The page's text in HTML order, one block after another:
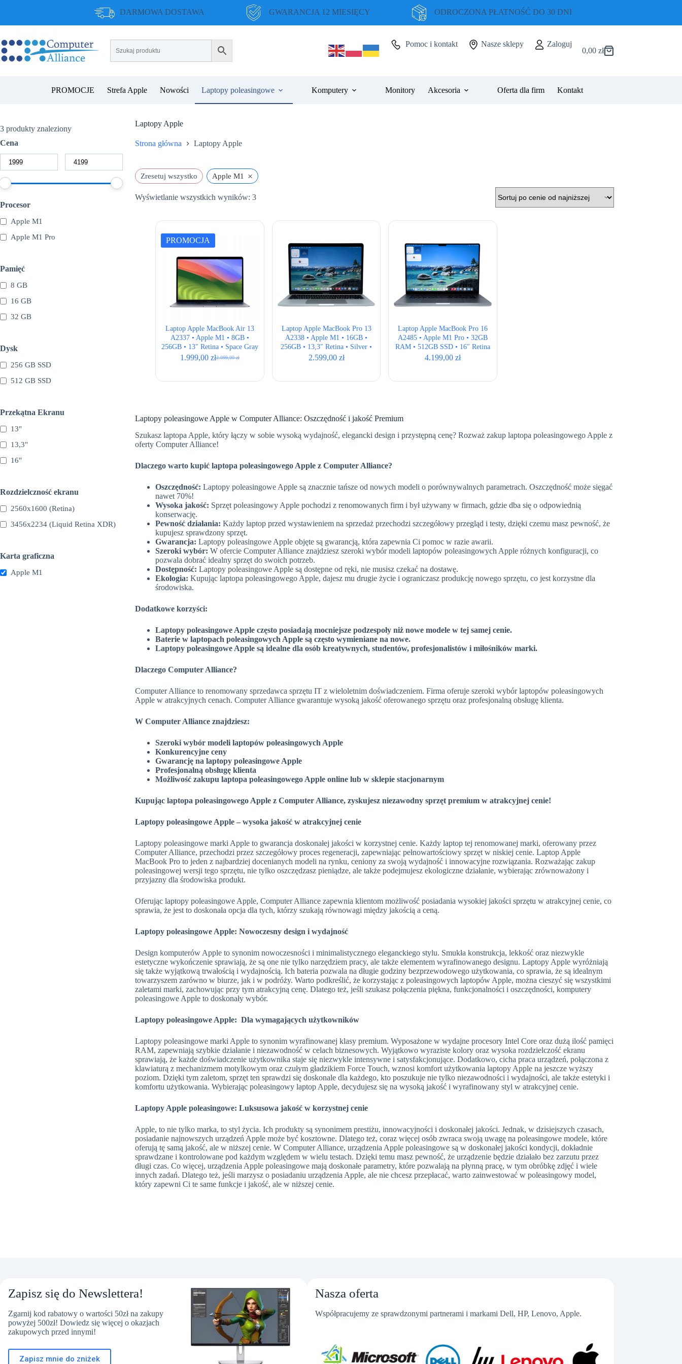
DARMOWA DOSTAWA GWARANCJA 12 MIESIĘCY ODROCZONA PŁATNOŚĆ DO 30 DNI
Pomoc i kontakt Nasze sklepy
Zaloguj
Koszyk
0,00 zł
PROMOCJE Strefa Apple Nowości Laptopy poleasingowe Komputery Monitory Akcesoria Oferta dla firm Kontakt
Laptopy Apple
Strona główna Laptopy Apple
Zresetuj wszystko Apple M1 ×
Wyświetlanie wszystkich wyników: 3Posortowane
od
PROMOCJA
Laptop Apple MacBook Air 13
A2337 • Apple M1 • 8GB •
256GB • 13″ Retina • Space Gray
• ISO2.099,00zł
Pierwotna
wynosiła:
1.999,00 zł
Aktualna
wynosi:
Laptop Apple MacBook Pro 13
A2338 • Apple M1 • 16GB •
256GB • 13,3″ Retina • Silver •
ANSI
2.599,00 zł
Laptop Apple MacBook Pro 16
A2485 • Apple M1 Pro • 32GB
RAM • 512GB SSD • 16″ Retina
• ISO
4.199,00zł
Laptopy poleasingowe Apple w Computer Alliance: Oszczędność i jakość Premium
Szukasz laptopa Apple, który łączy w sobie wysoką wydajność, elegancki design i przystępną cenę? Rozważ zakup laptopa poleasingowego Apple z
oferty Computer Alliance!
Dlaczego warto kupić laptopa poleasingowego Apple z Computer Alliance?
Oszczędność: Laptopy poleasingowe Apple są znacznie tańsze od nowych modeli o porównywalnych parametrach. Oszczędność może sięgać
nawet 70%!
Wysoka jakość: Sprzęt poleasingowy Apple pochodzi z renomowanych firm i był używany w firmach, gdzie dba się o odpowiednią
konserwację.
Pewność działania: Każdy laptop przed wystawieniem na sprzedaż przechodzi szczegółowy przegląd i testy, dzięki czemu masz pewność, że
kupujesz sprawdzony sprzęt.
Gwarancja: Laptopy poleasingowe Apple objęte są gwarancją, która zapewnia Ci pomoc w razie awarii.
Szeroki wybór: W ofercie Computer Alliance znajdziesz szeroki wybór modeli laptopów poleasingowych Apple różnych konfiguracji, co
pozwala dobrać idealny sprzęt do swoich potrzeb.
Dostępność: Laptopy poleasingowe Apple są dostępne od ręki, nie musisz czekać na dostawę.
Ekologia: Kupując laptopa poleasingowego Apple, dajesz mu drugie życie i ograniczasz produkcję nowego sprzętu, co jest korzystne dla
środowiska.
Dodatkowe korzyści:
Laptopy poleasingowe Apple często posiadają mocniejsze podzespoły niż nowe modele w tej samej cenie.
Baterie w laptopach poleasingowych Apple są często wymieniane na nowe.
Laptopy poleasingowe Apple są idealne dla osób kreatywnych, studentów, profesjonalistów i miłośników marki.
Dlaczego Computer Alliance?
Computer Alliance to renomowany sprzedawca sprzętu IT z wieloletnim doświadczeniem. Firma oferuje szeroki wybór laptopów poleasingowych
Apple w atrakcyjnych cenach. Computer Alliance gwarantuje wysoką jakość oferowanego sprzętu oraz profesjonalną obsługę klienta.
W Computer Alliance znajdziesz:
Szeroki wybór modeli laptopów poleasingowych Apple
Konkurencyjne ceny
Gwarancję na laptopy poleasingowe Apple
Profesjonalną obsługę klienta
Możliwość zakupu laptopa poleasingowego Apple online lub w sklepie stacjonarnym
Kupując laptopa poleasingowego Apple z Computer Alliance, zyskujesz niezawodny sprzęt premium w atrakcyjnej cenie!
Laptopy poleasingowe Apple – wysoka jakość w atrakcyjnej cenie
Laptopy poleasingowe marki Apple to gwarancja doskonałej jakości w korzystnej cenie. Każdy laptop tej renomowanej marki, oferowany przez
Computer Alliance, przechodzi przez szczegółowy proces regeneracji, zapewniając pełnowartościowy sprzęt w niskiej cenie. Laptop Apple
MacBook Pro to jeden z najbardziej docenianych modeli na rynku, ceniony za swoją wydajność i innowacyjne rozwiązania. Rozważając zakup
poleasingowej wersji tego sprzętu, nie tylko oszczędzasz pieniądze, ale także podejmujesz ekologiczne działanie, wybierając zrównoważony i
przyjazny dla środowiska produkt.
Oferując laptopy poleasingowe Apple, Computer Alliance zapewnia klientom możliwość posiadania wysokiej jakości sprzętu w atrakcyjnej cenie, co
sprawia, że jest to doskonała opcja dla tych, którzy szukają równowagi między jakością a ceną.
Laptopy poleasingowe Apple: Nowoczesny design i wydajność
Design komputerów Apple to synonim nowoczesności i minimalistycznego eleganckiego stylu. Smukła konstrukcja, lekkość oraz niezwykle
estetyczne wykończenie sprawiają, że są one nie tylko narzędziem pracy, ale także elementem wyrafinowanego designu. Laptopy Apple wyróżniają
się także wyjątkową trwałością i wydajnością. Ich bateria pozwala na długie godziny bezprzewodowego użytkowania, co sprawia, że są idealnym
towarzyszem zarówno w biurze, jak i w podróży. Warto podkreślić, że korzystając z poleasingowych laptopów Apple, można cieszyć się wszystkimi
zaletami marki, zachowując przy tym atrakcyjną cenę. Dlatego też, jeśli szukasz połączenia piękna, funkcjonalności i oszczędności, komputery
poleasingowe Apple to doskonały wybór.
Laptopy poleasingowe Apple: Dla wymagających użytkowników
Laptopy poleasingowe marki Apple to synonim wyrafinowanej klasy premium. Wyposażone w wydajne procesory Intel Core oraz dużą ilość pamięci
RAM, zapewniają szybkie działanie i niezawodność w celach biznesowych. Wyjątkowo wyraziste kolory oraz wysoka rozdzielczość ekranu
sprawiają, że każde doświadczenie użytkownika staje się niezwykle intensywne i satysfakcjonujące. Dodatkowo, cicha praca urządzeń, połączona z
klawiaturą z mechanizmem motylkowym oraz czułym gładzikiem Force Touch, wznosi komfort użytkowania laptopy Apple na jeszcze wyższy
poziom. Dzięki tym zaletom, sprzęt ten sprawdzi się doskonale dla każdego, kto poszukuje nie tylko niezawodności i wydajności, ale także estetyki i
komfortu użytkowania. Wybierając poleasingowy laptop Apple, decydujesz się na wysoką jakość i wyrafinowany styl w atrakcyjnej cenie.
Laptopy Apple poleasingowe: Luksusowa jakość w korzystnej cenie
Apple, to nie tylko marka, to styl życia. Ich produkty są synonimem prestiżu, innowacyjności i doskonałej jakości. Jednak, w dzisiejszych czasach,
posiadanie najnowszych urządzeń Apple może być kosztowne. Dlatego też, coraz więcej osób zwraca swoją uwagę na poleasingowe modele, które
oferują tę samą jakość, ale w niższej cenie. W Computer Alliance, urządzenia Apple poleasingowe są w doskonałej jakości kondycji, dokładnie
sprawdzane i kontrolowane pod każdym względem w wielu testach. Dzięki temu masz pewność, że urządzenie będzie działało bez zarzutu przez
długi czas. Co więcej, urządzenia Apple poleasingowe mają doskonałe parametry, które pozwalają na płynną pracę, w tym obróbkę zdjęć i wiele
innych zadań. Dlatego też, jeśli marzysz o posiadaniu urządzenia Apple, ale nie chcesz przepłacać, warto zainwestować w poleasingowy model,
który zapewni Ci te same funkcje i jakość, ale w niższej cenie.
3 produkty znaleziony
Cena
Procesor
Apple M1
Apple M1 Pro
Pamięć
8 GB
16 GB
32 GB
Dysk
256 GB SSD
512 GB SSD
Przekątna Ekranu
13"
13,3"
16"
Rozdzielczność ekranu
2560x1600 (Retina)
3456x2234 (Liquid Retina XDR)
Karta graficzna
Apple M1
Zapisz się do Newslettera!
Zgarnij kod rabatowy o wartości 50zł na zakupy
powyżej 500zł! Dowiedz się więcej o okazjach
zakupowych przed innymi!
Zapisz mnie do zniżek
Nasza oferta
Współpracujemy ze sprawdzonymi partnerami i markami Dell, HP, Lenovo, Apple.